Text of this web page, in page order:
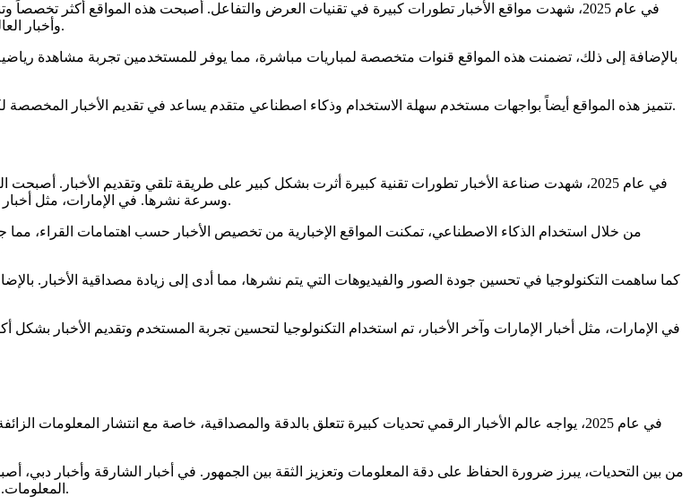
في عام 2025، شهدت مواقع الأخبار تطورات كبيرة في تقنيات العرض والتفاعل. أصبحت هذه المواقع أكثر تخصصاً وتنوعاً، حيث تركز كل منها على مجالات معينة مثل
وأخبار العالم. تقدم هذه المواقع محتوى عاجلاً ودقيقاً، مع إمكانية تتبع آخر الأخبار في الوقت الفعلي.
بالإضافة إلى ذلك، تضمنت هذه المواقع قنوات متخصصة لمباريات مباشرة، مما يوفر للمستخدمين تجربة مشاهدة
تتميز هذه المواقع أيضاً بواجهات مستخدم سهلة الاستخدام وذكاء اصطناعي متقدم يساعد في تقديم الأخبار المخصصة لكل مستخدم بناءً على اهتماماته وسلوكه. هذا يجعل تجربة قراءة الأخبار أكثر متعة وفائدة.
في عام 2025، شهدت صناعة الأخبار تطورات تقنية كبيرة أثرت بشكل كبير على طريقة تلقي وتقديم الأخبار.
وسرعة نشرها. في الإمارات، مثل أخبار دبي وأخبار الشارقة، أصبحت التكنولوجيا أدوات فعالة لتقديم أخبار محدثة بشكل مستمر.
من خلال استخدام الذكاء الاصطناعي، تمكنت المواقع الإخبارية من تخصيص الأخبار حسب اهتمامات القراء، مما
كما ساهمت التكنولوجيا في تحسين جودة الصور والفيديوهات التي يتم نشرها، مما أدى إلى زيادة مصداقية الأخبار.
في الإمارات، مثل أخبار الإمارات وآخر الأخبار، تم استخدام التكنولوجيا لتحسين تجربة المستخدم وتقديم الأخبار
في عام 2025، يواجه عالم الأخبار الرقمي تحديات كبيرة تتعلق بالدقة والمصداقية، خاصة مع انتشار
من بين التحديات، يبرز ضرورة الحفاظ على دقة المعلومات وتعزيز الثقة بين الجمهور. في أخبار الشارقة وأخبار
المعلومات. هذا يتطلب تطوير أنظمة فحص دقيقة وتدريب فريق التحرير على التحقق من المعلومات.